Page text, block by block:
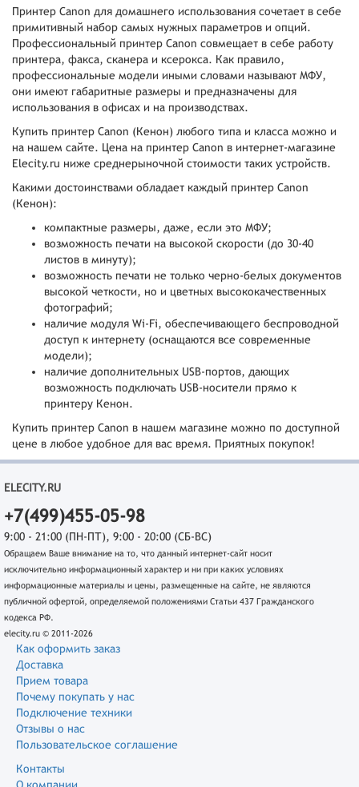
Принтер Canon для домашнего использования сочетает в себе
примитивный набор самых нужных параметров и опций.
Профессиональный принтер Canon совмещает в себе работу
принтера, факса, сканера и ксерокса. Как правило,
профессиональные модели иными словами называют МФУ,
они имеют габаритные размеры и предназначены для
использования в офисах и на производствах.
Купить принтер Canon (Кенон) любого типа и класса можно и
на нашем сайте. Цена на принтер Canon в интернет-магазине
Elecity.ru ниже среднерыночной стоимости таких устройств.
Какими достоинствами обладает каждый принтер Canon
(Кенон):
компактные размеры, даже, если это МФУ;
возможность печати на высокой скорости (до 30-40
листов в минуту);
возможность печати не только черно-белых документов
высокой четкости, но и цветных высококачественных
фотографий;
наличие модуля Wi-Fi, обеспечивающего беспроводной
доступ к интернету (оснащаются все современные
модели);
наличие дополнительных USB-портов, дающих
возможность подключать USB-носители прямо к
принтеру Кенон.
Купить принтер Canon в нашем магазине можно по доступной
цене в любое удобное для вас время. Приятных покупок!
ELECITY.RU
+7(499)455-05-98
9:00 - 21:00 (ПН-ПТ), 9:00 - 20:00 (СБ-ВС)
Обращаем Ваше внимание на то, что данный интернет-сайт носит
исключительно информационный характер и ни при каких условиях
информационные материалы и цены, размещенные на сайте, не являются
публичной офертой, определяемой положениями Статьи 437 Гражданского
кодекса РФ.
elecity.ru © 2011-2026
Как оформить заказ
Доставка
Прием товара
Почему покупать у нас
Подключение техники
Отзывы о нас
Пользовательское соглашение
Контакты